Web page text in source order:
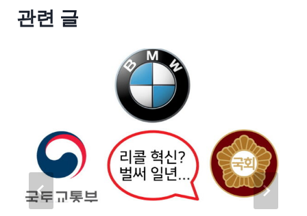
관련 글